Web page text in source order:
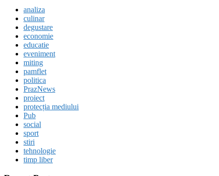
analiza
culinar
degustare
economie
educatie
eveniment
miting
pamflet
politica
PrazNews
proiect
protecția mediului
Pub
social
sport
stiri
tehnologie
timp liber